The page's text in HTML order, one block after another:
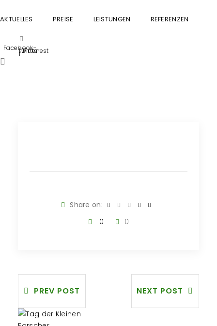
AKTUELLES PREISE LEISTUNGEN REFERENZEN
Facebook-
f
Twitter
Pinterest
Share on:
0
0
PREV POST NEXT POST